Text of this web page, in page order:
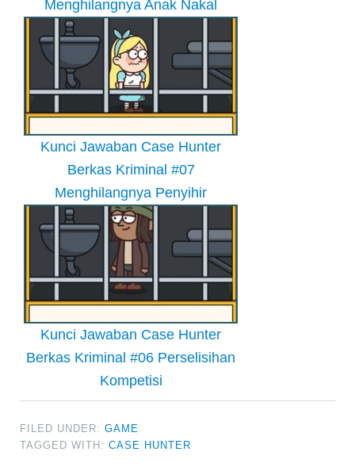
Menghilangnya Anak Nakal
Kunci Jawaban Case Hunter
Berkas Kriminal #07
Menghilangnya Penyihir
Kunci Jawaban Case Hunter
Berkas Kriminal #06 Perselisihan
Kompetisi
FILED UNDER:GAME
TAGGED WITH:CASE HUNTER